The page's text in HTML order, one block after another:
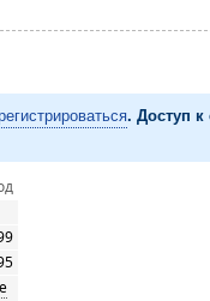
. Доступ